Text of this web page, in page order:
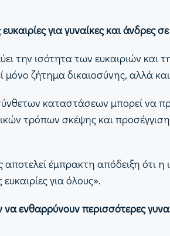
για γυναίκες και άνδρες
την ισότητα των ευκαιριών
ζήτημα δικαιοσύνης, αλλά
καταστάσεων μπορεί να
τρόπων σκέψης και
έμπρακτη απόδειξη ότι η
για όλους».
ενθαρρύνουν περισσότερες